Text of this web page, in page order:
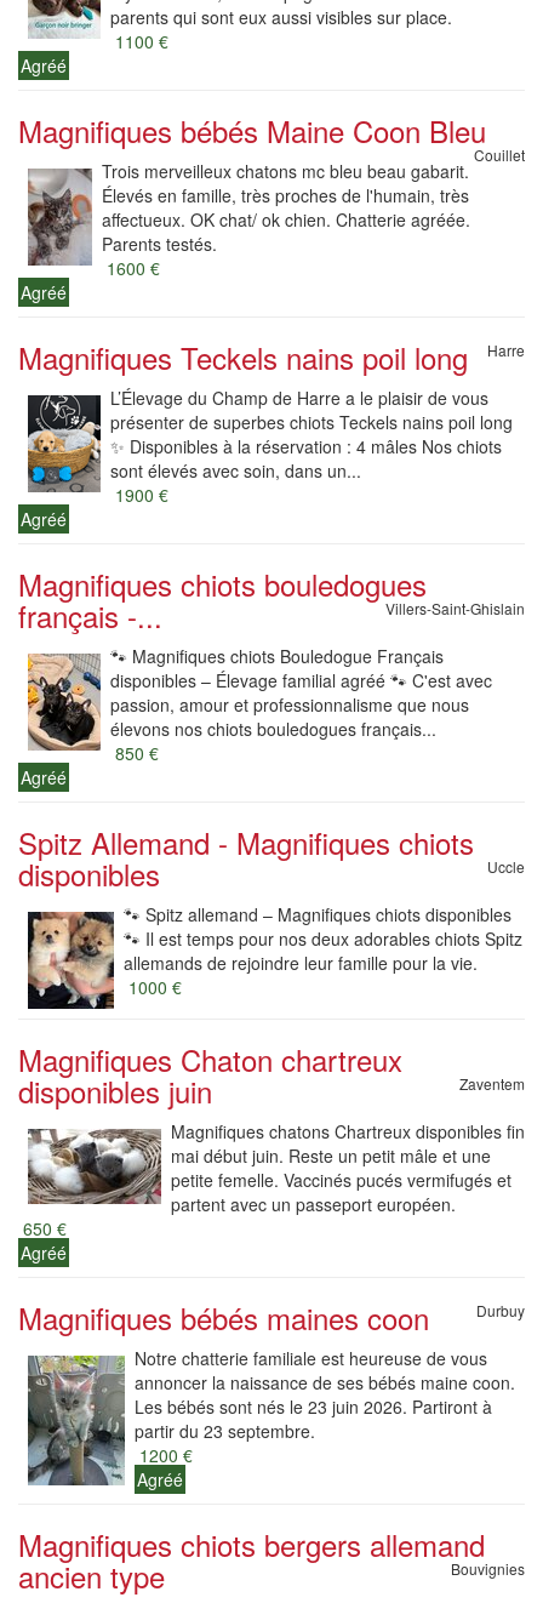
parents qui sont eux aussi visibles sur place.
1100 €
Agréé
Magnifiques bébés Maine Coon Bleu
Couillet
Trois merveilleux chatons mc bleu beau gabarit.
Élevés en famille, très proches de l'humain, très
affectueux. OK chat/ ok chien. Chatterie agréée.
Parents testés.
1600 €
Agréé
Magnifiques Teckels nains poil long Harre
L’Élevage du Champ de Harre a le plaisir de vous
présenter de superbes chiots Teckels nains poil long
✨ Disponibles à la réservation : 4 mâles Nos chiots
sont élevés avec soin, dans un...
1900 €
Agréé
Magnifiques chiots bouledogues
français -... Villers-Saint-Ghislain
🐾 Magnifiques chiots Bouledogue Français
disponibles – Élevage familial agréé 🐾 C'est avec
passion, amour et professionnalisme que nous
élevons nos chiots bouledogues français...
850 €
Agréé
Spitz Allemand - Magnifiques chiots
disponibles Uccle
🐾 Spitz allemand – Magnifiques chiots disponibles
🐾 Il est temps pour nos deux adorables chiots Spitz
allemands de rejoindre leur famille pour la vie.
1000 €
Magnifiques Chaton chartreux
disponibles juin Zaventem
Magnifiques chatons Chartreux disponibles fin
mai début juin. Reste un petit mâle et une
petite femelle. Vaccinés pucés vermifugés et
partent avec un passeport européen.
650 €
Agréé
Magnifiques bébés maines coon Durbuy
Notre chatterie familiale est heureuse de vous
annoncer la naissance de ses bébés maine coon.
Les bébés sont nés le 23 juin 2026. Partiront à
partir du 23 septembre.
1200 €
Agréé
Magnifiques chiots bergers allemand
ancien type Bouvignies